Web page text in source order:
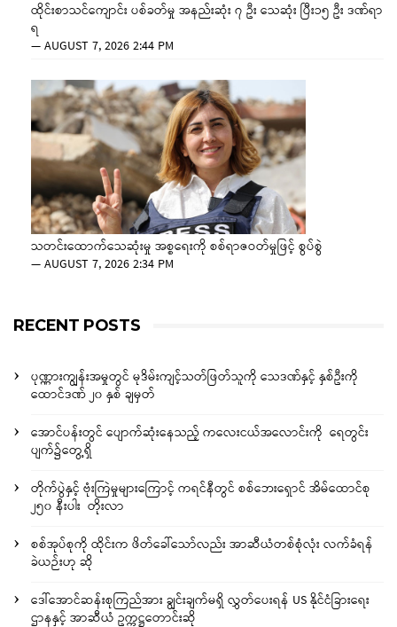
ထိုင်းစာသင်ကျောင်း ပစ်ခတ်မှု အနည်းဆုံး ၇ ဦး သေဆုံး ပြီး၁၅ ဦး ဒဏ်ရာ
ရ
—AUGUST 7, 2026 2:44 PM
သတင်းထောက်သေဆုံးမှု အစ္စရေးကို စစ်ရာဇဝတ်မှုဖြင့် စွပ်စွဲ
—AUGUST 7, 2026 2:34 PM
RECENT POSTS
ပုဏ္ဏားကျွန်းအမှုတွင် မုဒိမ်းကျင့်သတ်ဖြတ်သူကို သေဒဏ်နှင့် နှစ်ဦးကို
ထောင်ဒဏ် ၂၀ နှစ် ချမှတ်
အောင်ပန်းတွင် ပျောက်ဆုံးနေသည့် ကလေးငယ်အလောင်းကို ရေတွင်း
ပျက်၌တွေ့ရှိ
တိုက်ပွဲနှင့် ဗုံးကြဲမှုများကြောင့် ကရင်နီတွင် စစ်ဘေးရှောင် အိမ်ထောင်စု
၂၅၀ နီးပါး တိုးလာ
စစ်အုပ်စုကို ထိုင်းက ဖိတ်ခေါ်သော်လည်း အာဆီယံတစ်စုံလုံး လက်ခံရန်
ခဲယဉ်းဟု ဆို
ဒေါ်အောင်ဆန်းစုကြည်အား ချွင်းချက်မရှိ လွှတ်ပေးရန် US နိုင်ငံခြားရေး
ဌာနနှင့် အာဆီယံ ဥက္ကဋ္ဌတောင်းဆို